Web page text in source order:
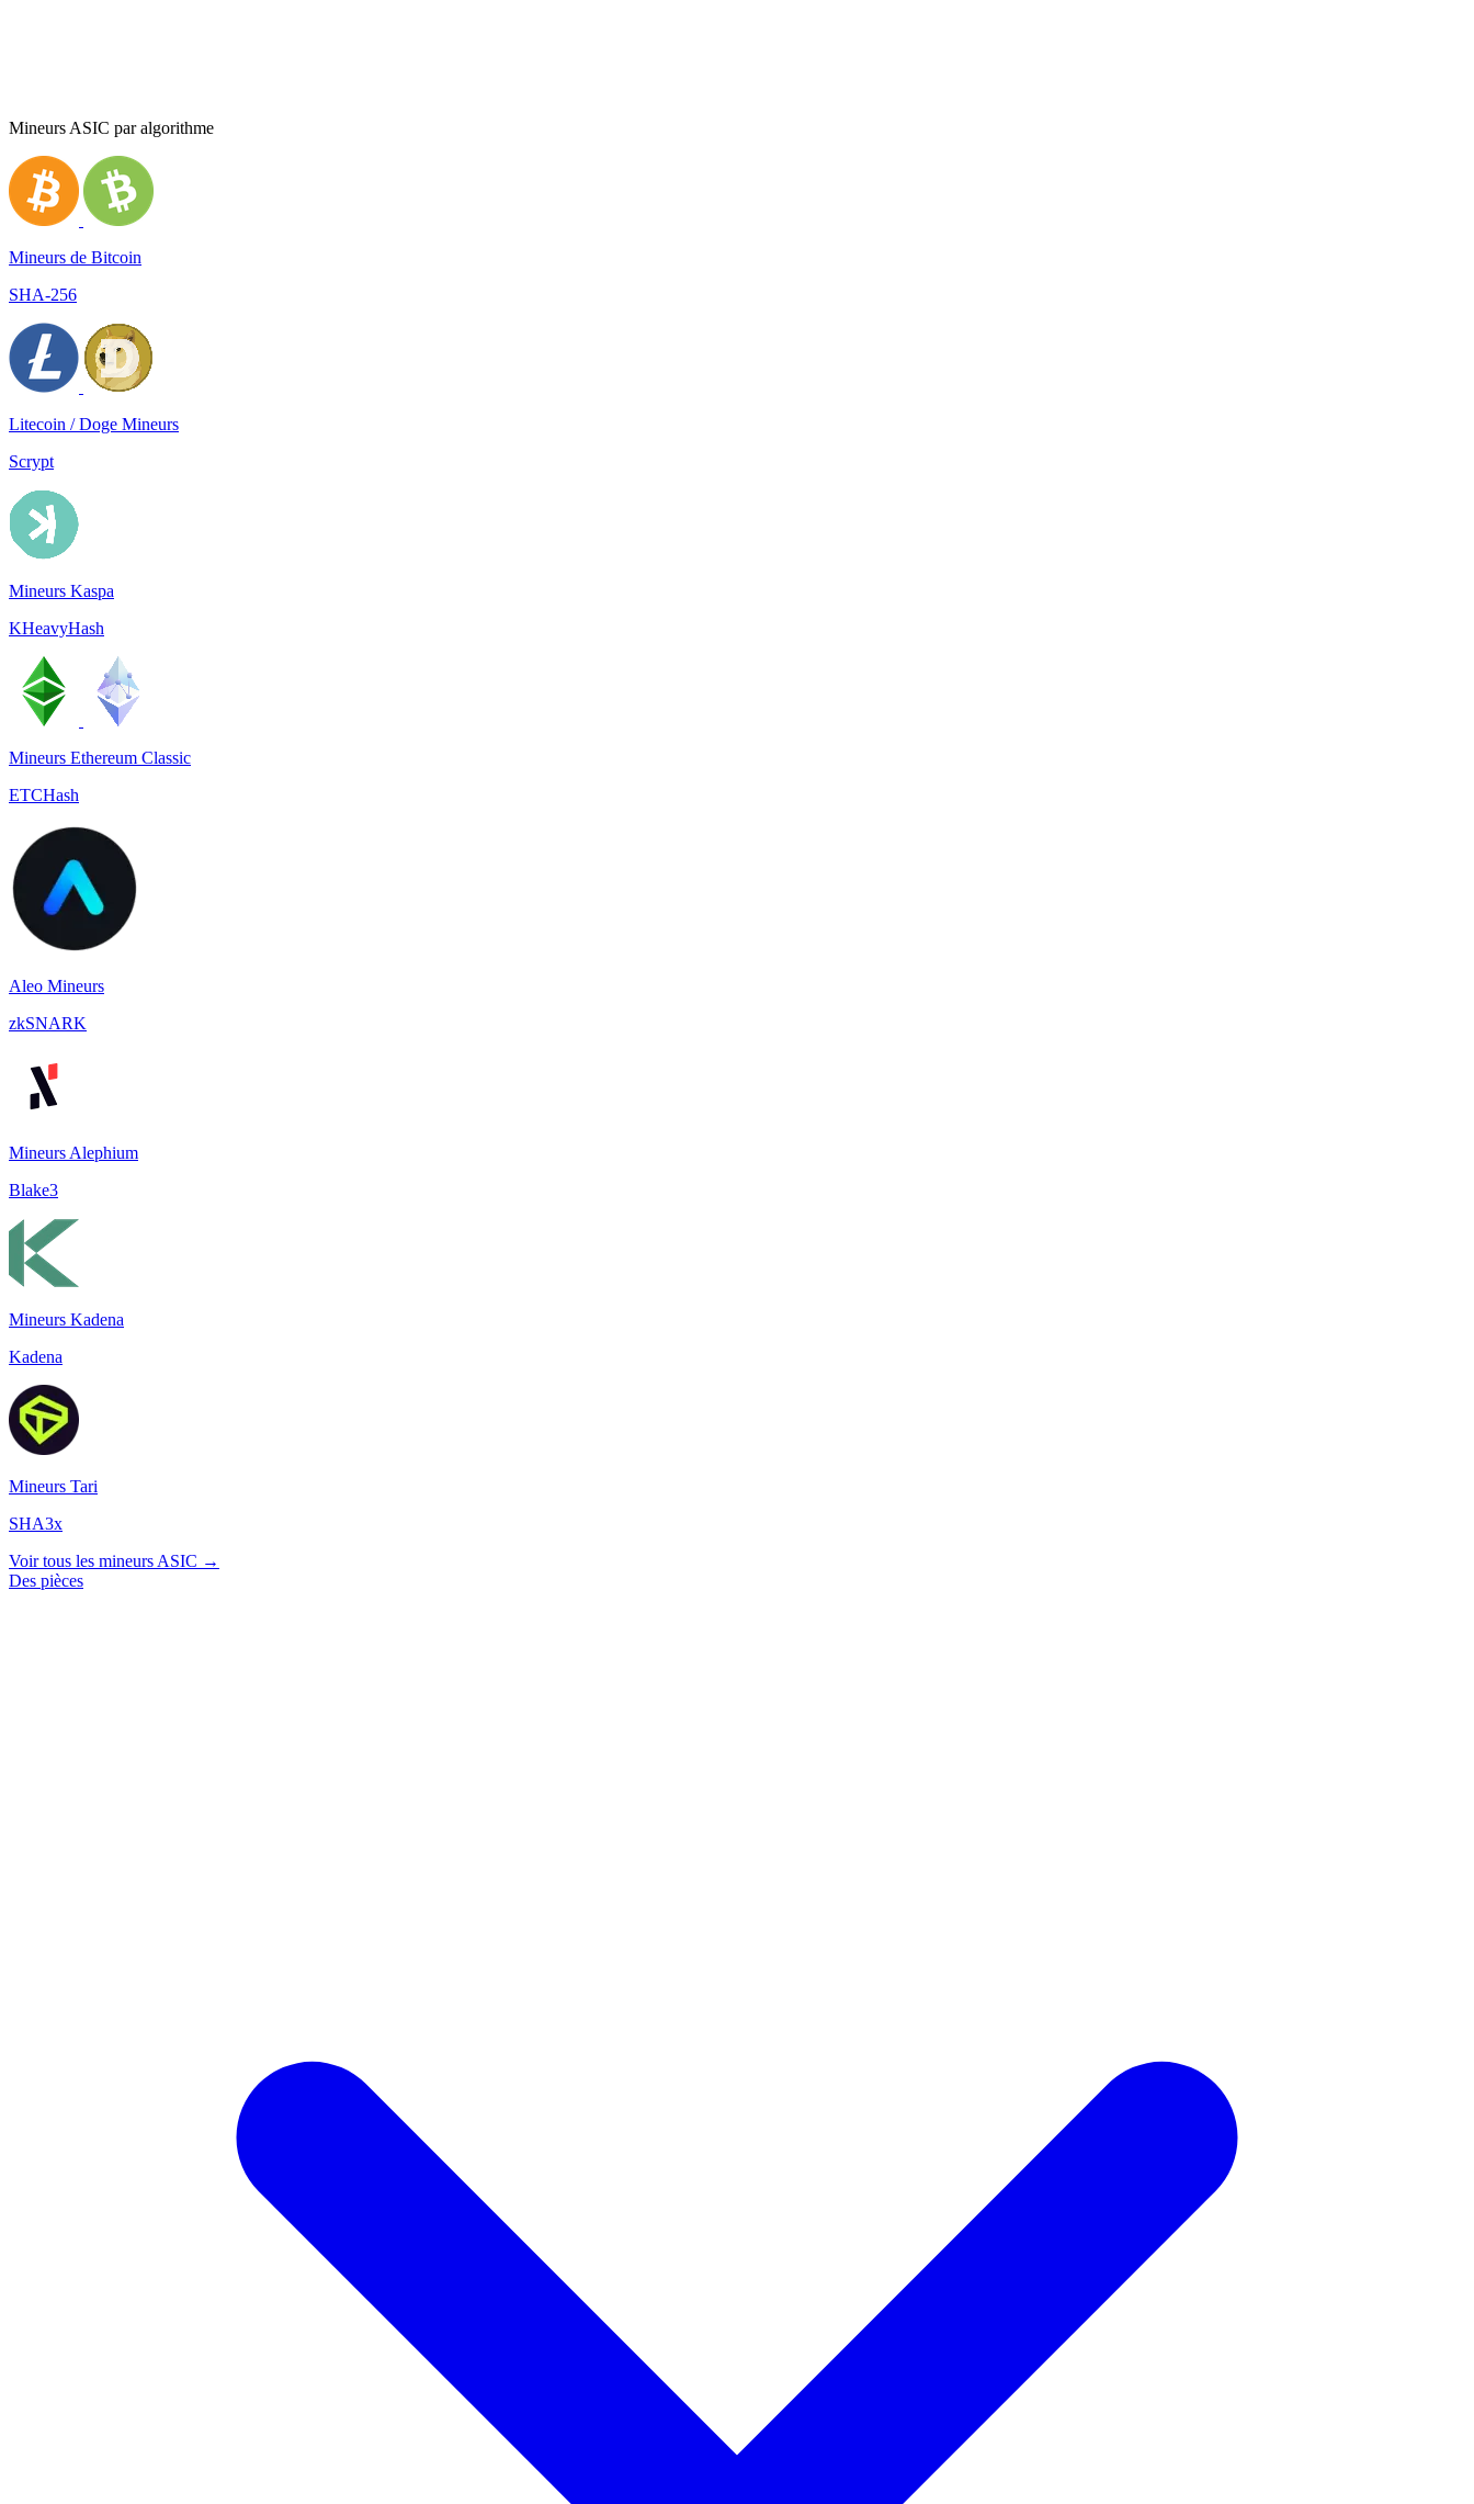
Mineurs ASIC par algorithme
Mineurs de Bitcoin
SHA-256
Litecoin / Doge Mineurs
Scrypt
Mineurs Kaspa
KHeavyHash
Mineurs Ethereum Classic
ETCHash
Aleo Mineurs
zkSNARK
Mineurs Alephium
Blake3
Mineurs Kadena
Kadena
Mineurs Tari
SHA3x
Voir tous les mineurs ASIC →
Des pièces